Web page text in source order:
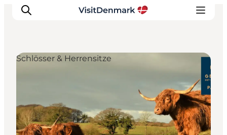
Regionen
Erlebnisse
Unterkünfte
Schlösser & Herrensitze